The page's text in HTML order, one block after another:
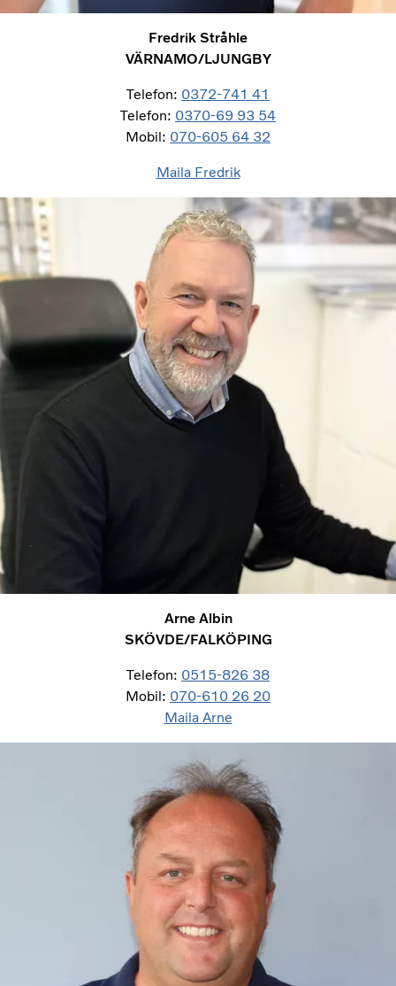
Fredrik Stråhle
VÄRNAMO/LJUNGBY
Telefon: 0372-741 41
Telefon: 0370-69 93 54
Mobil: 070-605 64 32
Maila Fredrik
Arne Albin
SKÖVDE/FALKÖPING
Telefon: 0515-826 38
Mobil: 070-610 26 20
Maila Arne